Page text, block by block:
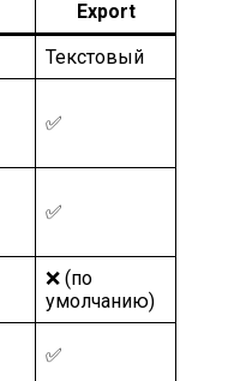
Export
Текстовый
✅
✅
❌ (по
умолчанию)
✅